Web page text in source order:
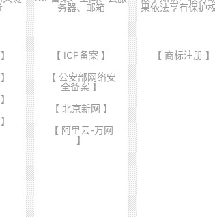
务器、邮箱
【 ICP备案 】
【 公安部网络安
全备案 】
【 北京新网 】
【 阿里云-万网
】
果依法享有保护
【 商标注册 】